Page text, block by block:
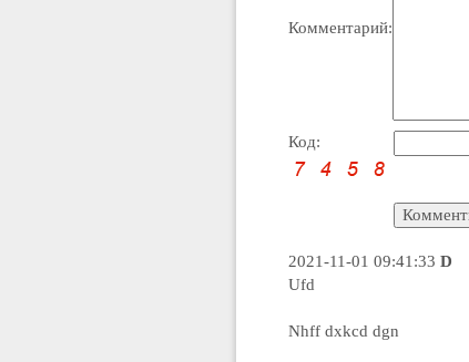
Комментарий:
Код:
2021-11-01 09:41:33 D
Ufd
Nhff dxkcd dgn